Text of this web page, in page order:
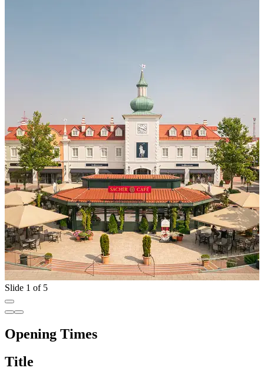
Slide 1 of 5
Opening Times
Title